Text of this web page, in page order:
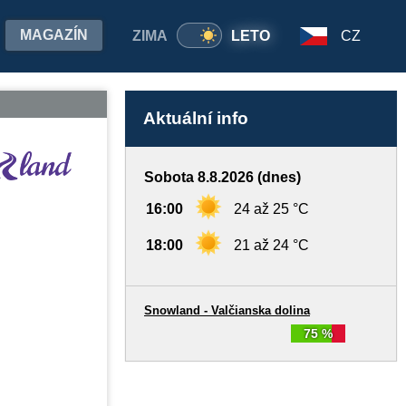
ZIMA LETO
MAGAZÍN CZ
Aktuální info
Sobota 8.8.2026 (dnes)
16:00 24 až 25 °C
18:00 21 až 24 °C
75 %
Snowland - Valčianska dolina